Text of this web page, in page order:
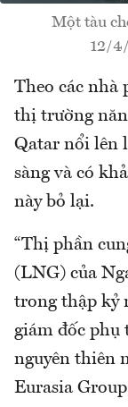
Một tàu
12/
Theo các nhà
thị trường
Qatar nổi lên
sàng và có
này bỏ lại.
“Thị phần
(LNG) của
trong thập kỷ
giám đốc phụ
nguyên thiên
Eurasia